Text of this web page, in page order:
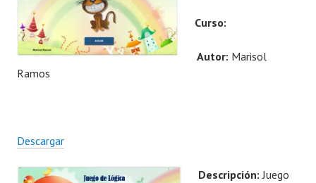
Curso:
Autor: Marisol
Ramos
Descargar
Descripción: Juego